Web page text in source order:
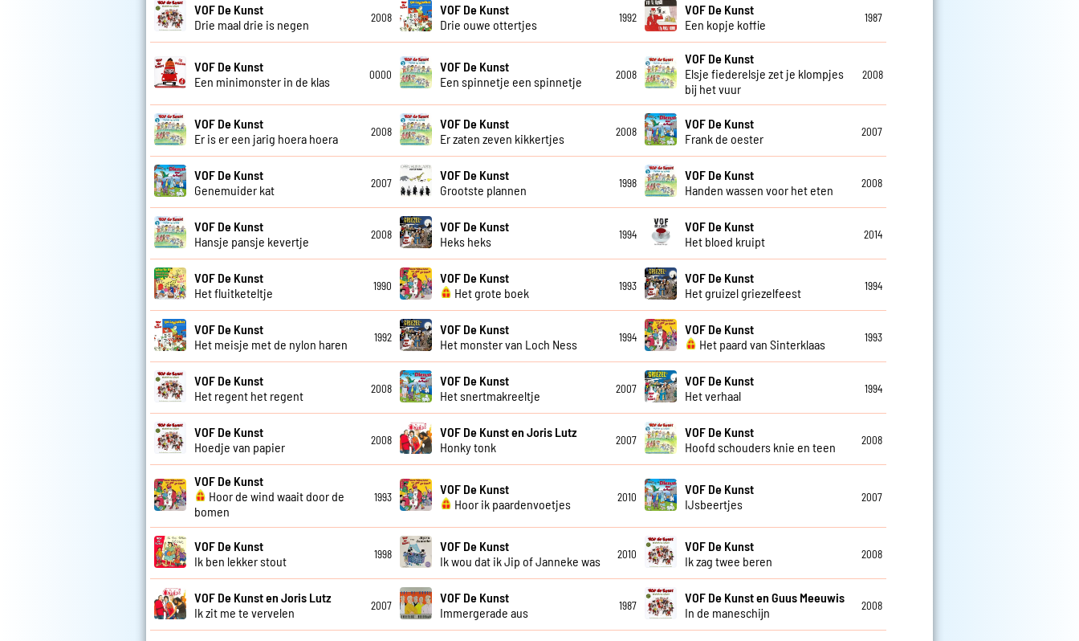
VOF De Kunst
Drie maal drie is negen
2008
VOF De Kunst
Drie ouwe ottertjes
1992
VOF De Kunst
Een kopje koffie
1987
VOF De Kunst
Een minimonster in de klas
0000
VOF De Kunst
Een spinnetje een spinnetje
2008
VOF De Kunst
Elsje fiederelsje zet je klompjes
bij het vuur
2008
VOF De Kunst
Er is er een jarig hoera hoera
2008
VOF De Kunst
Er zaten zeven kikkertjes
2008
VOF De Kunst
Frank de oester
2007
VOF De Kunst
Genemuider kat
2007
VOF De Kunst
Grootste plannen
1998
VOF De Kunst
Handen wassen voor het eten
2008
VOF De Kunst
Hansje pansje kevertje
2008
VOF De Kunst
Heks heks
1994
VOF De Kunst
Het bloed kruipt
2014
VOF De Kunst
Het fluitketeltje
1990
VOF De Kunst
Het grote boek
1993
VOF De Kunst
Het gruizel griezelfeest
1994
VOF De Kunst
Het meisje met de nylon haren
1992
VOF De Kunst
Het monster van Loch Ness
1994
VOF De Kunst
Het paard van Sinterklaas
1993
VOF De Kunst
Het regent het regent
2008
VOF De Kunst
Het snertmakreeltje
2007
VOF De Kunst
Het verhaal
1994
VOF De Kunst
Hoedje van papier
2008
VOF De Kunst en Joris Lutz
Honky tonk
2007
VOF De Kunst
Hoofd schouders knie en teen
2008
VOF De Kunst
Hoor de wind waait door de
bomen
1993
VOF De Kunst
Hoor ik paardenvoetjes
2010
VOF De Kunst
IJsbeertjes
2007
VOF De Kunst
Ik ben lekker stout
1998
VOF De Kunst
Ik wou dat ik Jip of Janneke was
2010
VOF De Kunst
Ik zag twee beren
2008
VOF De Kunst en Joris Lutz
Ik zit me te vervelen
2007
VOF De Kunst
Immergerade aus
1987
VOF De Kunst en Guus Meeuwis
In de maneschijn
2008